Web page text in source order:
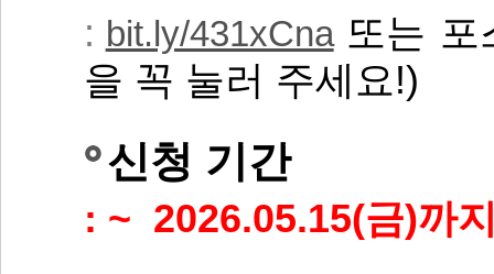
: bit.ly/431xCna 또는
을 꼭 눌러 주세요!)
신청 기간
: ~ 2026.05.15(금)까